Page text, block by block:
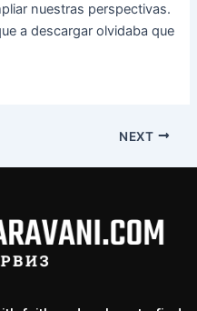
nuestras perspectivas.
a descargar olvidaba que
NEXT